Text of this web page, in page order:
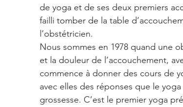
de yoga et de ses deux premiers
failli tomber de la table
l’obstétricien.
Nous sommes en 1978 quand une
et la douleur de l’accouchement,
commence à donner des cours de
avec elles des réponses que le
grossesse. C’est le premier yoga